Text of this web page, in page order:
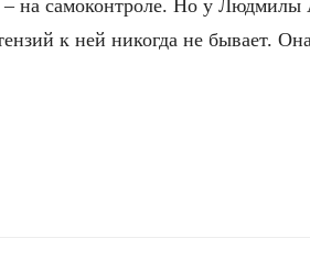
– на самоконтроле. Но у
к ней никогда не бывает.